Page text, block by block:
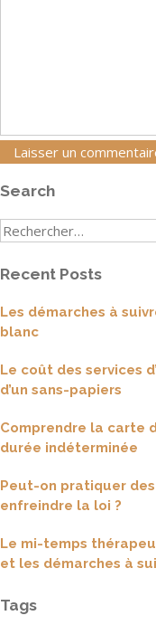
Search
Rechercher
:
Recent Posts
Les démarches à
blanc
Le coût des services
d’un sans-papiers
Comprendre la carte
durée indéterminée
Peut-on pratiquer
enfreindre la loi ?
Le mi-temps
et les démarches à
Tags